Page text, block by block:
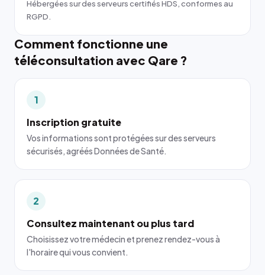
Hébergées sur des serveurs certifiés HDS, conformes au
RGPD.
Comment fonctionne une
téléconsultation avec Qare ?
1
Inscription gratuite
Vos informations sont protégées sur des serveurs
sécurisés, agréés Données de Santé.
2
Consultez maintenant ou plus tard
Choisissez votre médecin et prenez rendez-vous à
l'horaire qui vous convient.